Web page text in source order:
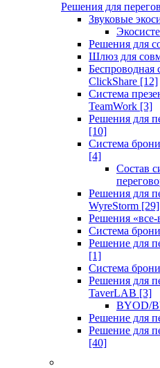
Решения для
Звуковые
Решения для
Шлюз для
Беспроводная
ClickShare [12]
Система
TeamWork [3]
Решения для
[10]
Система
[4]
Состав
Решения для
WyreStorm [29]
Решения
Система
Решение для
[1]
Система
Решения для
TaverLAB [3]
BYOD/
Решение для
Решение для
[40]